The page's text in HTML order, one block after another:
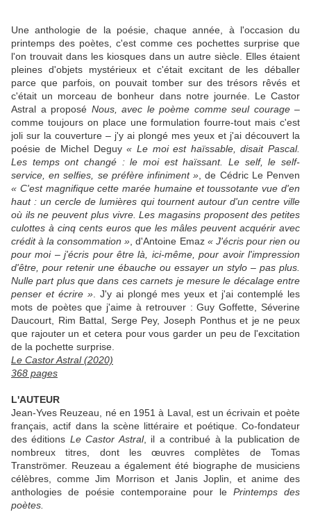
Une anthologie de la poésie, chaque année, à l'occasion du
printemps des poètes, c'est comme ces pochettes surprise que
l'on trouvait dans les kiosques dans un autre siècle. Elles étaient
pleines d'objets mystérieux et c'était excitant de les déballer
parce que parfois, on pouvait tomber sur des trésors rêvés et
c'était un morceau de bonheur dans notre journée. Le Castor
Astral a proposé Nous, avec le poème comme seul courage–
comme toujours on place une formulation fourre-tout mais c'est
joli sur la couverture – j'y ai plongé mes yeux et j'ai découvert la
poésie de Michel Deguy« Le moi est haïssable, disait Pascal.
Les temps ont changé : le moi est haïssant. Le self, le self-
service, en selfies, se préfère infiniment » , de Cédric Le Penven
« C'est magnifique cette marée humaine et toussotante vue d'en
haut : un cercle de lumières qui tournent autour d'un centre ville
où ils ne peuvent plus vivre. Les magasins proposent des petites
culottes à cinq cents euros que les mâles peuvent acquérir avec
crédit à la consommation » , d'Antoine Emaz « J'écris pour rien ou
pour moi – j'écris pour être là, ici-même, pour avoir l'impression
d'être, pour retenir une ébauche ou essayer un stylo – pas plus.
Nulle part plus que dans ces carnets je mesure le décalage entre
penser et écrire ». J'y ai plongé mes yeux et j'ai contemplé les
mots de poètes que j'aime à retrouver : Guy Goffette, Séverine
Daucourt, Rim Battal, Serge Pey, Joseph Ponthus et je ne peux
que rajouter un et cetera pour vous garder un peu de l'excitation
de la pochette surprise.
Le Castor Astral (2020)
368 pages
L'AUTEUR
Jean-Yves Reuzeau, né en 1951 à Laval, est un écrivain et poète
français, actif dans la scène littéraire et poétique. Co-fondateur
des éditions Le Castor Astral, il a contribué à la publication de
nombreux titres, dont les œuvres complètes de Tomas
Tranströmer. Reuzeau a également été biographe de musiciens
célèbres, comme Jim Morrison et Janis Joplin, et anime des
anthologies de poésie contemporaine pour le Printemps des
poètes.